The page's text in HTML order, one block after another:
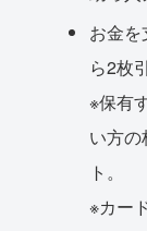
お金
ら2枚
※保有
い方
ト。
※カー